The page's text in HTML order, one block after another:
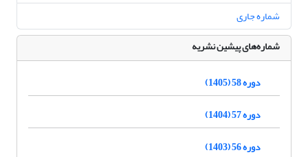
شماره جاری
شماره‌های پیشین نشریه
دوره 58 (1405)
دوره 57 (1404)
دوره 56 (1403)